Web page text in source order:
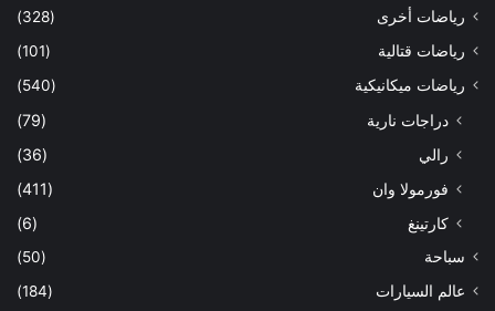
رياضات أخرى
(328)
رياضات قتالية
(101)
رياضات ميكانيكية
(540)
دراجات نارية
(79)
رالي
(36)
فورمولا وان
(411)
كارتينغ
(6)
سباحة
(50)
عالم السيارات
(184)